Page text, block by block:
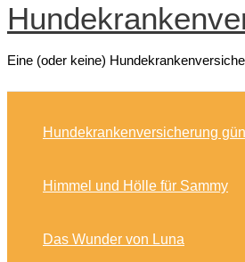
Eine (oder keine)
Hundekrankenversicherung
Himmel und Hölle für Sammy
Das Wunder von Luna